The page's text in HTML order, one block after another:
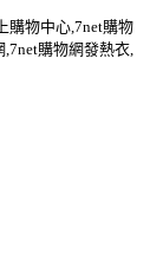
購物中心,7net購物
購物網發熱衣,